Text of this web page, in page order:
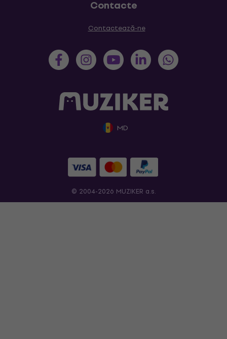
Contacte
Contactează-ne
MD
© 2004-2026 MUZIKER a.s.